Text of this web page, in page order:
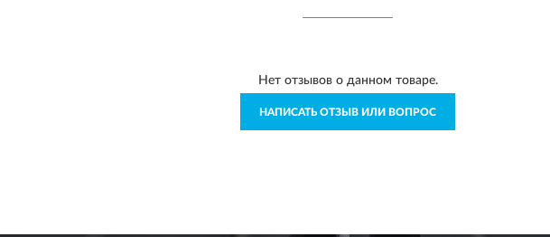
Нет отзывов о данном товаре.
НАПИСАТЬ ОТЗЫВ ИЛИ ВОПРОС